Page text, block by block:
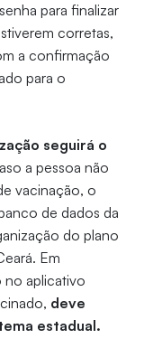
para finalizar
corretas,
a confirmação
para o
seguirá o
a pessoa não
vacinação, o
de dados da
do plano
Em
no aplicativo
deve
estadual.